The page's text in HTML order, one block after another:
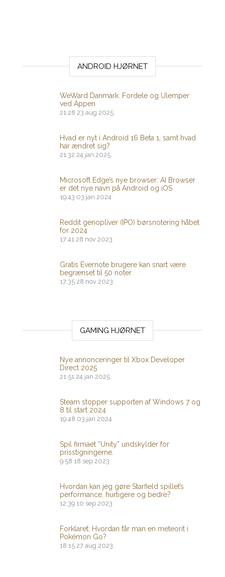
ANDROID HJØRNET
WeWard Danmark: Fordele og Ulemper
ved Appen
21:28 23 aug 2025
Hvad er nyt i Android 16 Beta 1, samt hvad
har ændret sig?
21:32 24 jan 2025
Microsoft Edge’s nye browser: AI Browser
er det nye navn på Android og iOS
19:43 03 jan 2024
Reddit genopliver (IPO) børsnotering håbet
for 2024
17:41 28 nov 2023
Gratis Evernote brugere kan snart være
begrænset til 50 noter
17:35 28 nov 2023
GAMING HJØRNET
Nye annonceringer til Xbox Developer
Direct 2025
21:51 24 jan 2025
Steam stopper supporten af ​​Windows 7 og
8 til start 2024
19:48 03 jan 2024
Spil firmaet “Unity” undskylder for
prisstigningerne.
9:58 18 sep 2023
Hvordan kan jeg gøre Starfield spillet’s
performance, hurtigere og bedre?
12:39 10 sep 2023
Forklaret: Hvordan får man en meteorit i
Pokémon Go?
18:15 27 aug 2023